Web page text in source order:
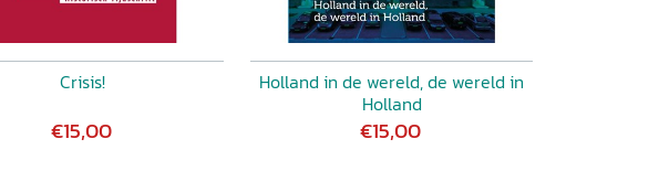
Crisis!
€15,00
Holland in de wereld, de wereld in
Holland
€15,00